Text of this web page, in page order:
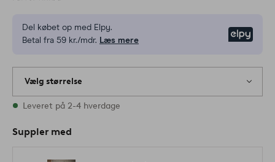
Del købet op med Elpy.
Betal fra 59 kr./mdr. Læs mere
Vælg størrelse
5 størrelser er på lager
Leveret på 2-4 hverdage
Suppler med